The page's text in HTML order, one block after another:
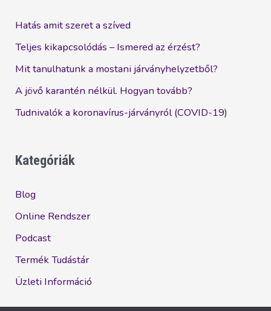
Hatás amit szeret a szíved
Teljes kikapcsolódás – Ismered az érzést?
Mit tanulhatunk a mostani járványhelyzetből?
A jövő karantén nélkül. Hogyan tovább?
Tudnivalók a koronavírus-járványról (COVID-19)
Kategóriák
Blog
Online Rendszer
Podcast
Termék Tudástár
Üzleti Információ